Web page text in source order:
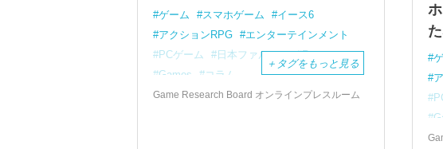
ゲーム スマホゲーム
イース6
アクションRPG
エンターテインメント
PCゲーム
日本ファルコム
Rester
Games
コラム
＋ タグをもっと見る
Game Research Board オンラインプレスルーム